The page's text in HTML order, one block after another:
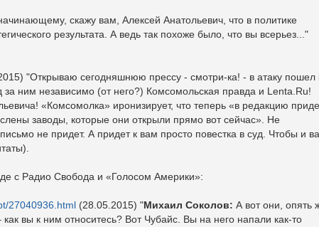
скажу вам, Алексей Анатольевич, что в политике
результата. А ведь так похоже было, что вы всерьез..."
"Открываю сегодняшнюю прессу - смотри-ка! - в атаку пошел
ним независимо (от него?) Комсомольская правда и Lenta.Ru!
«Комсомолка» иронизирует, что теперь «в редакцию
заводы, которые они открыли прямо вот сейчас». Не
не придет. А придет к вам просто повестка в суд. Чтобы и
с Радио Свобода и «Голосом Америки»:
27040936.html (28.05.2015) "Михаил Соколов: А вот они, опять
вы к ним относитесь? Вот Чубайс. Вы на него напали как-то